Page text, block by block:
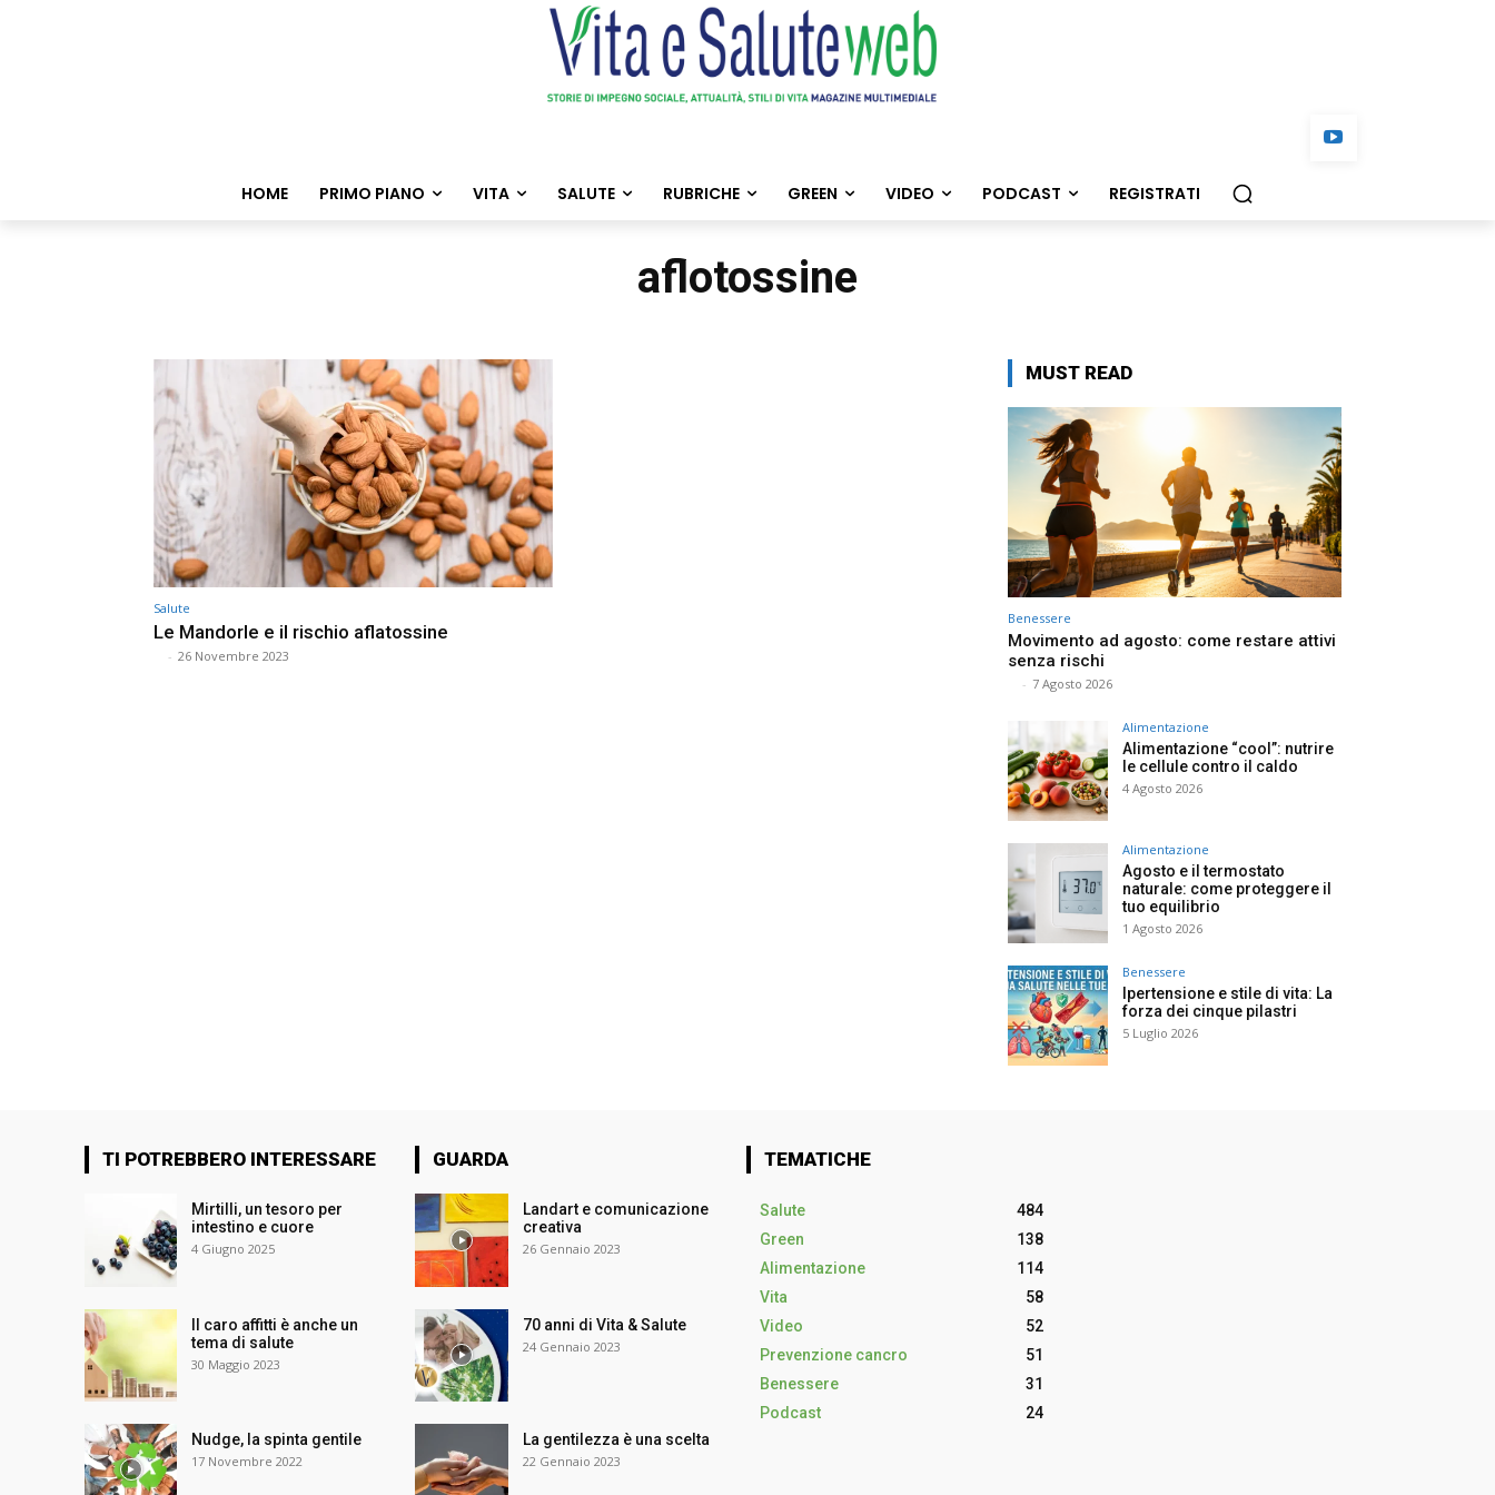
HOME PRIMO PIANO VITA SALUTE RUBRICHE GREEN VIDEO PODCAST REGISTRATI
aflotossine
Salute
Le Mandorle e il rischio aflatossine
- 26 Novembre 2023
MUST READ
Benessere
Movimento ad agosto: come restare attivi
senza rischi
- 7 Agosto 2026
Alimentazione
Alimentazione “cool”: nutrire
le cellule contro il caldo
4 Agosto 2026
Alimentazione
Agosto e il termostato
naturale: come proteggere il
tuo equilibrio
1 Agosto 2026
Benessere
Ipertensione e stile di vita: La
forza dei cinque pilastri
5 Luglio 2026
TI POTREBBERO INTERESSARE
Mirtilli, un tesoro per
intestino e cuore
4 Giugno 2025
Il caro affitti è anche un
tema di salute
30 Maggio 2023
Nudge, la spinta gentile
17 Novembre 2022
GUARDA
Landart e comunicazione
creativa
26 Gennaio 2023
70 anni di Vita & Salute
24 Gennaio 2023
La gentilezza è una scelta
22 Gennaio 2023
TEMATICHE
Salute
484
Green
138
Alimentazione
114
Vita
58
Video
52
Prevenzione cancro
51
Benessere
31
Podcast
24